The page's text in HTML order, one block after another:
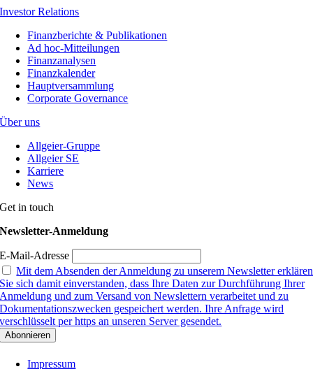
Investor Relations
Finanzberichte & Publikationen
Ad hoc-Mitteilungen
Finanzanalysen
Finanzkalender
Hauptversammlung
Corporate Governance
Über uns
Allgeier-Gruppe
Allgeier SE
Karriere
News
Get in touch
Newsletter-Anmeldung
E-Mail-Adresse
Mit dem Absenden der Anmeldung zu unserem Newsletter erklären
Sie sich damit einverstanden, dass Ihre Daten zur Durchführung Ihrer
Anmeldung und zum Versand von Newslettern verarbeitet und zu
Dokumentationszwecken gespeichert werden. Ihre Anfrage wird
verschlüsselt per https an unseren Server gesendet.
Impressum